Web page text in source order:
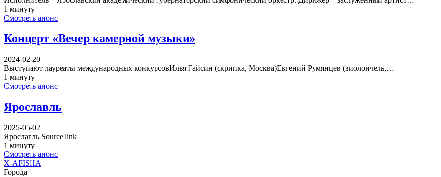
1 минуту
Смотреть анонс
Концерт «Вечер камерной музыки»
2024-02-20
Выступают лауреаты международных конкурсовИлья Гайсин (скрипка, Москва)Евгений Румянцев (виолончель,…
1 минуту
Смотреть анонс
Ярославль
2025-05-02
Ярославль Source link
1 минуту
Смотреть анонс
X-AFISHA
Города